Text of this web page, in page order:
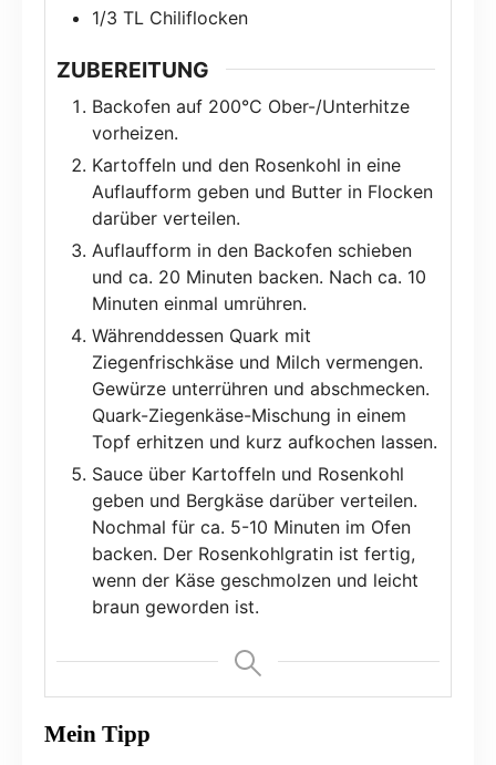
1/3 TL Chiliflocken
ZUBEREITUNG
Backofen auf 200°C Ober-/Unterhitze
vorheizen.
Kartoffeln und den Rosenkohl in eine
Auflaufform geben und Butter in Flocken
darüber verteilen.
Auflaufform in den Backofen schieben
und ca. 20 Minuten backen. Nach ca. 10
Minuten einmal umrühren.
Währenddessen Quark mit
Ziegenfrischkäse und Milch vermengen.
Gewürze unterrühren und abschmecken.
Quark-Ziegenkäse-Mischung in einem
Topf erhitzen und kurz aufkochen lassen.
Sauce über Kartoffeln und Rosenkohl
geben und Bergkäse darüber verteilen.
Nochmal für ca. 5-10 Minuten im Ofen
backen. Der Rosenkohlgratin ist fertig,
wenn der Käse geschmolzen und leicht
braun geworden ist.
Mein Tipp